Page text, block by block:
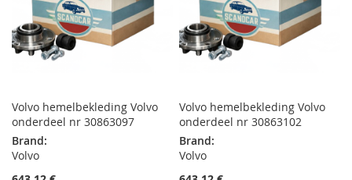
Volvo hemelbekleding Volvo
onderdeel nr 30863097
Brand:
Volvo
Volvo hemelbekleding Volvo
onderdeel nr 30863102
Brand:
Volvo